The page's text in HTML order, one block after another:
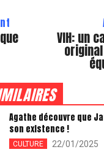
VIH: un
Agathe découvre que
son existence !
CULTURE 22/01/2025